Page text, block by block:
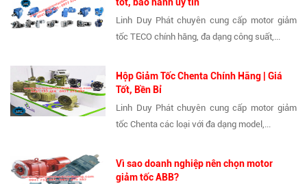
tốt, bảo hành uy tín
Linh Duy Phát chuyên cung cấp motor giảm
tốc TECO chính hãng, đa dạng công suất,...
Hộp Giảm Tốc Chenta Chính Hãng | Giá
Tốt, Bền Bỉ
Linh Duy Phát chuyên cung cấp motor giảm
tốc Chenta các loại với đa dạng model,...
Vì sao doanh nghiệp nên chọn motor
giảm tốc ABB?